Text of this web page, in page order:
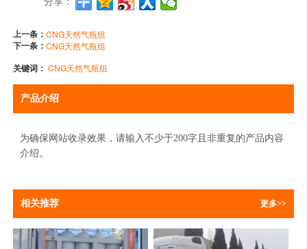
上一条：CNG天然气瓶组
下一条：CNG天然气瓶组
关键词：CNG天然气瓶组
产品介绍
为确保网站收录效果，请输入不少于200字且非重复的产品内容
介绍。
相关推荐 更多>>